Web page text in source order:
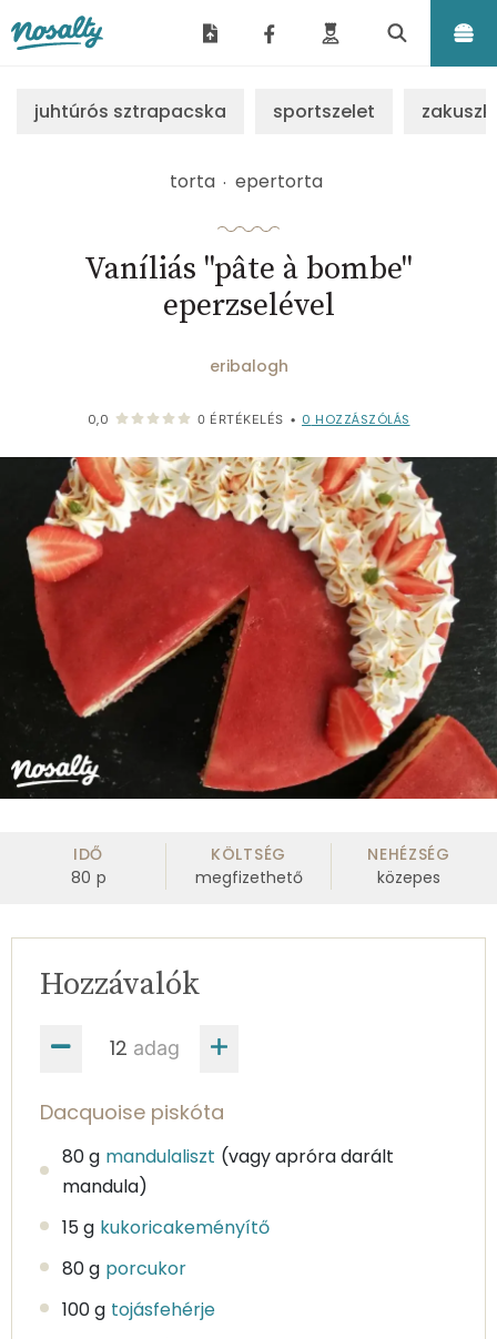
juhtúrós sztrapacska sportszelet
torta epertorta
Vaníliás "pâte à bombe"
eperzselével
eribalogh
0,0 0 ÉRTÉKELÉS • 0 HOZZÁSZÓLÁS
IDŐ
80 p
KÖLTSÉG
megfizethető
NEHÉZSÉG
közepes
adag
Hozzávalók
Dacquoise piskóta
80 g mandulaliszt (vagy apróra darált
mandula)
15 g kukoricakeményítő
80 g porcukor
100 g tojásfehérje